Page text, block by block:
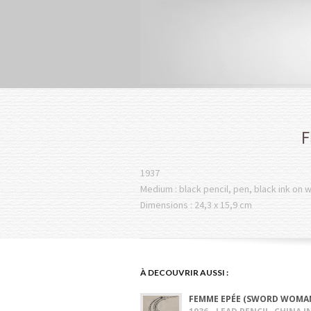
1937
Medium : black pencil, pen, black ink on
Dimensions : 24,3 x 15,9 cm
À DECOUVRIR AUSSI :
FEMME EPÉE (SWORD